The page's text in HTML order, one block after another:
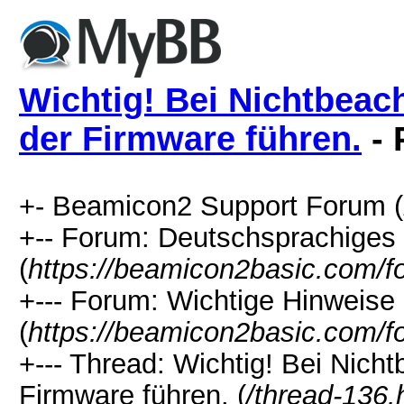
Wichtig! Bei
der Firmware führen. -
+- Beamicon2 Support Forum (
+-- Forum:
(https://beamicon2basic.com/
+--- Forum: Wichtige
(https://beamicon2basic.com/
+--- Thread: Wichtig! Bei
Firmware führen. (/thread-